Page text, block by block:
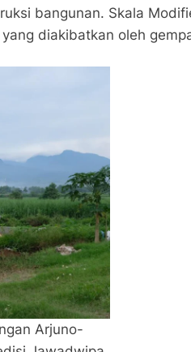
bangunan. Skala
diakibatkan oleh
Arjuno-